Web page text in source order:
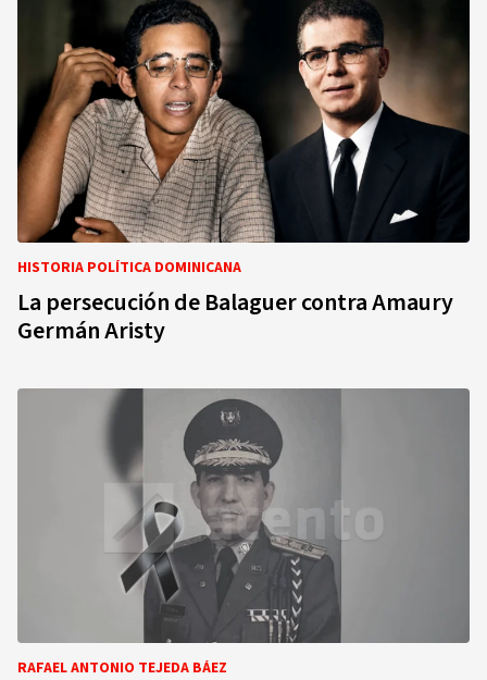
HISTORIA POLÍTICA DOMINICANA
La persecución de Balaguer contra Amaury
Germán Aristy
RAFAEL ANTONIO TEJEDA BÁEZ